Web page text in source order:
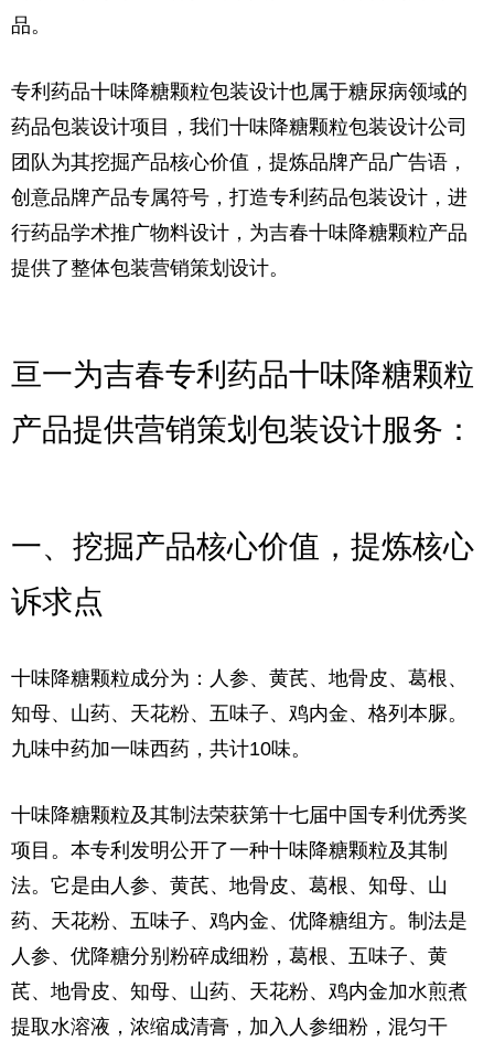
品。
专利药品十味降糖颗粒包装设计也属于糖尿病领域的
药品包装设计项目，我们十味降糖颗粒包装设计公司
团队为其挖掘产品核心价值，提炼品牌产品广告语，
创意品牌产品专属符号，打造专利药品包装设计，进
行药品学术推广物料设计， 为吉春十味降糖颗粒产品
提供了整体包装营销策划设计。
亘一为吉春专利药品十味降糖颗粒
产品提供营销策划包装设计服务：
一、挖掘产品核心价值，提炼核心
诉求点
十味降糖颗粒成分为：人参、黄芪、地骨皮、葛根、
知母、山药、天花粉、五味子、鸡内金、格列本脲。
九味中药加一味西药，共计10味。
十味降糖颗粒及其制法荣获第十七届中国专利优秀奖
项目。 本专利发明公开了一种十味降糖颗粒及其制
法。它是由人参、黄芪、地骨皮、葛根、知母、山
药、天花粉、五味子、鸡内金、优降糖组方。制法是
人参、优降糖分别粉碎成细粉，葛根、五味子、黄
芪、地骨皮、知母、山药、天花粉、鸡内金加水煎煮
提取水溶液，浓缩成清膏，加入人参细粉，混匀干